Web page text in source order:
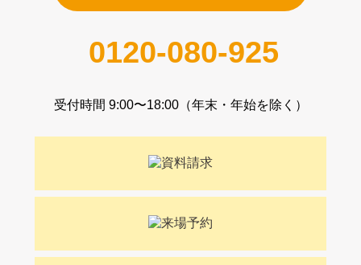
0120-080-925
受付時間 9:00〜18:00（年末・年始を除く）